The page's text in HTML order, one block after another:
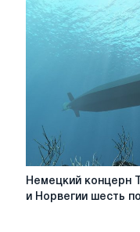
15-
тонных
вала
Немецкий
концерн
Немецкий концерн
и Норвегии шесть